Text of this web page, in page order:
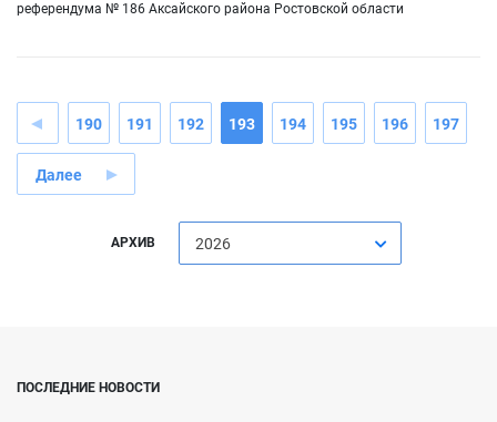
референдума № 186 Аксайского района Ростовской области
190 191 192 193 194 195 196 197
Далее
АРХИВ 2026
ПОСЛЕДНИЕ НОВОСТИ